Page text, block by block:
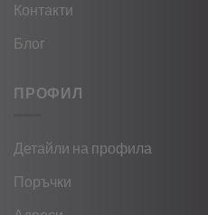
Контакти
Блог
ПРОФИЛ
Детайли на профила
Поръчки